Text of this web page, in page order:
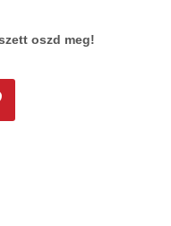
oszd meg!